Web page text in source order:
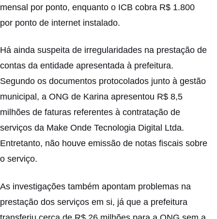
mensal por ponto, enquanto o ICB cobra R$ 1.800
por ponto de internet instalado.
Há ainda suspeita de irregularidades na prestação de
contas da entidade apresentada à prefeitura.
Segundo os documentos protocolados junto à gestão
municipal, a ONG de Karina apresentou R$ 8,5
milhões de faturas referentes à contratação de
serviços da Make Onde Tecnologia Digital Ltda.
Entretanto, não houve emissão de notas fiscais sobre
o serviço.
As investigações também apontam problemas na
prestação dos serviços em si, já que a prefeitura